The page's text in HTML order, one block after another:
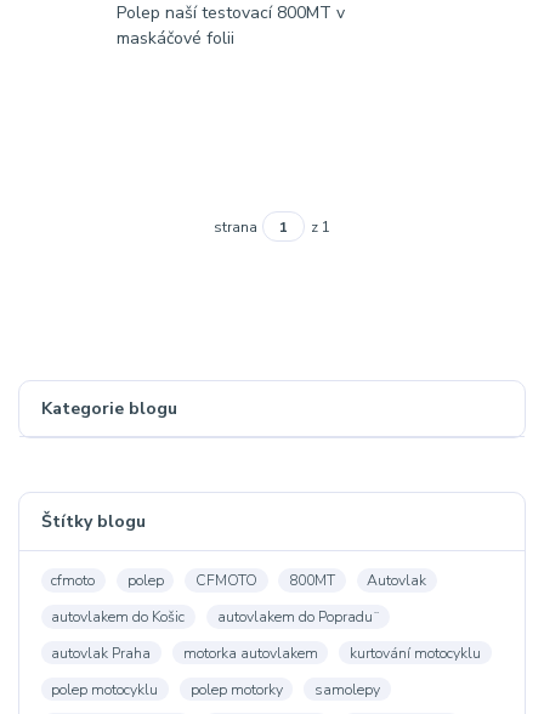
Kategorie blogu
Štítky blogu
cfmoto polep CFMOTO 800MT
Autovlak
autovlakem do Košic
autovlakem do Popradu¨
autovlak Praha
motorka autovlakem
kurtování motocyklu
polep motocyklu
polep motorky
samolepy
Polep naší testovací 800MT v
maskáčové folii
strana z 1